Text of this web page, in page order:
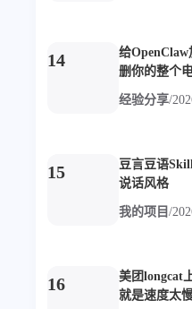
更
热
英
读
闲
14
给
删你的整个
经验分享/
15
豆言豆语
说话风格
我的项目 /
16
美团longcat
就是速度太